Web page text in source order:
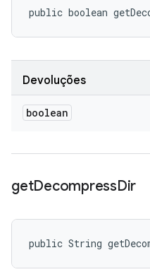
public boolean
Devoluções
boolean
getDecompressDir
public String